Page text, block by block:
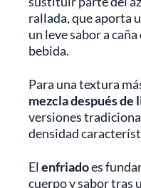
rallada, que aporta
un leve sabor a
bebida.
Para una textura
mezcla después de
versiones
densidad
El enfriadoes
cuerpo y sabor tras